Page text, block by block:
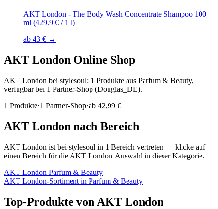
AKT London - The Body Wash Concentrate Shampoo 100
ml (429.9 € / 1 l)
ab 43 € →
AKT London Online Shop
AKT London bei stylesoul: 1 Produkte aus Parfum & Beauty,
verfügbar bei 1 Partner-Shop (Douglas_DE).
1 Produkte·1 Partner-Shop·ab 42,99 €
AKT London nach Bereich
AKT London ist bei stylesoul in 1 Bereich vertreten — klicke auf
einen Bereich für die AKT London-Auswahl in dieser Kategorie.
AKT London Parfum & Beauty
AKT London-Sortiment in Parfum & Beauty
Top-Produkte von AKT London